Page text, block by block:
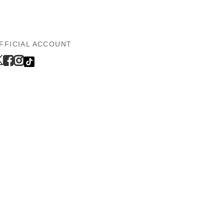
ACCOUNT